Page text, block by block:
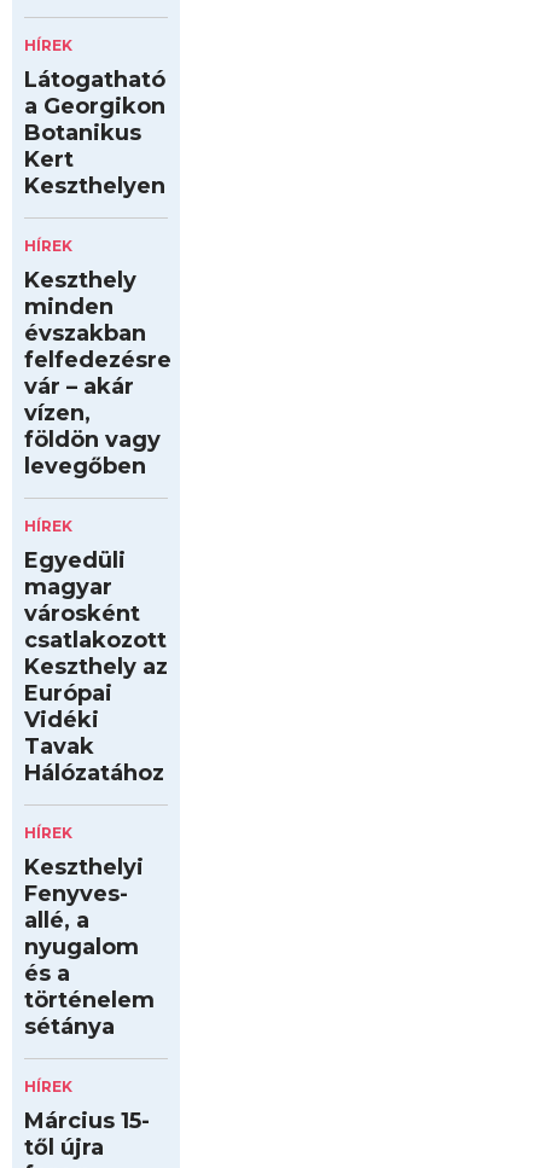
HÍREK
Látogatható
a Georgikon
Botanikus
Kert
Keszthelyen
HÍREK
Keszthely
minden
évszakban
felfedezésre
vár – akár
vízen,
földön vagy
levegőben
HÍREK
Egyedüli
magyar
városként
csatlakozott
Keszthely az
Európai
Vidéki
Tavak
Hálózatához
HÍREK
Keszthelyi
Fenyves-
allé, a
nyugalom
és a
történelem
sétánya
HÍREK
Március 15-
től újra